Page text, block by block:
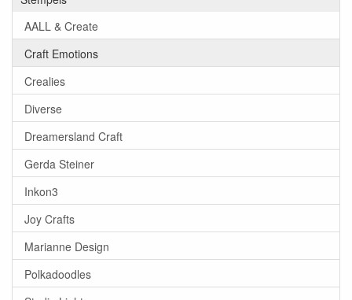
AALL & Create
Craft Emotions
Crealies
Diverse
Dreamersland Craft
Gerda Steiner
Inkon3
Joy Crafts
Marianne Design
Polkadoodles